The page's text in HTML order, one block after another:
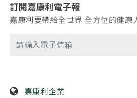
訂閱嘉康利電子報
嘉康利要帶給全世界 全方位的健康
嘉康利企業